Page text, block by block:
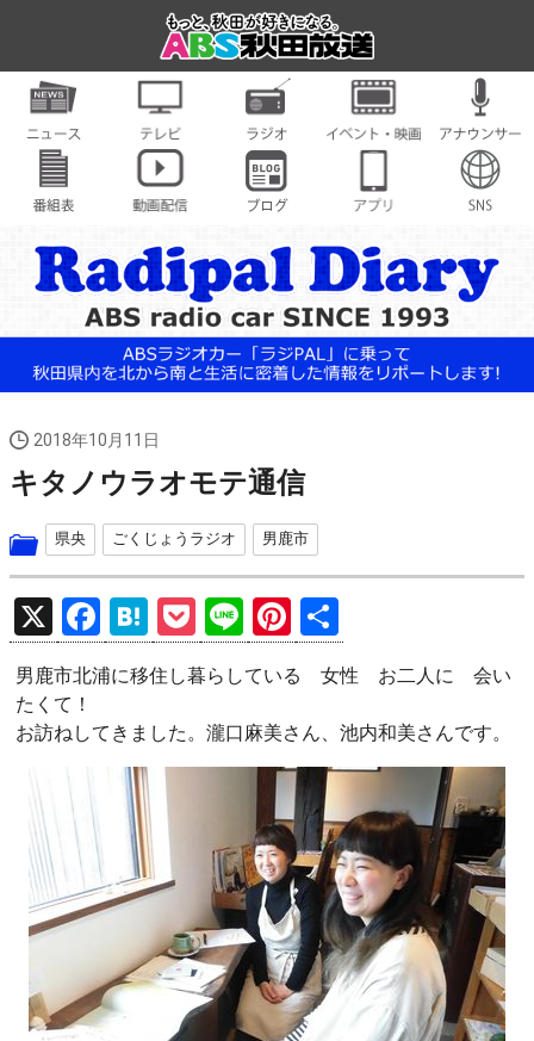
2018年10月11日
キタノウラオモテ通信
県央 ごくじょうラジオ 男鹿市
X
F
a
ce
b
H
at
e
n
a
P
o
ck
et
Li
n
e
Pi
nt
er
es
t
有
男鹿市北浦に移住し暮らしている 女性 お二人に 会い
たくて！
お訪ねしてきました。瀧口麻美さん、池内和美さんです。